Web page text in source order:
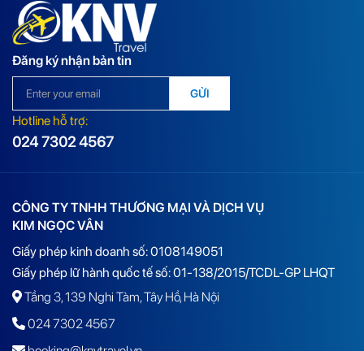
Đăng ký nhận bản tin
GỬI
Hotline hỗ trợ:
024 7302 4567
CÔNG TY TNHH THƯƠNG MẠI VÀ DỊCH VỤ
KIM NGỌC VÂN
Giấy phép kinh doanh số: 0108149051
Giấy phép lữ hành quốc tế số: 01-138/2015/TCDL-GP LHQT
Tầng 3, 139 Nghi Tàm, Tây Hồ, Hà Nội
024 7302 4567